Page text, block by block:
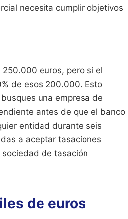
necesita cumplir objetivos
euros, pero si el
de esos 200.000. Esto
una empresa de
antes de que el banco
entidad durante seis
a aceptar tasaciones
de tasación
de euros